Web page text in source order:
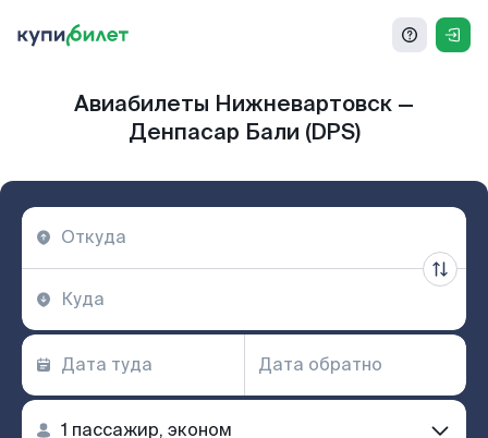
Авиабилеты Нижневартовск —
Денпасар Бали (DPS)